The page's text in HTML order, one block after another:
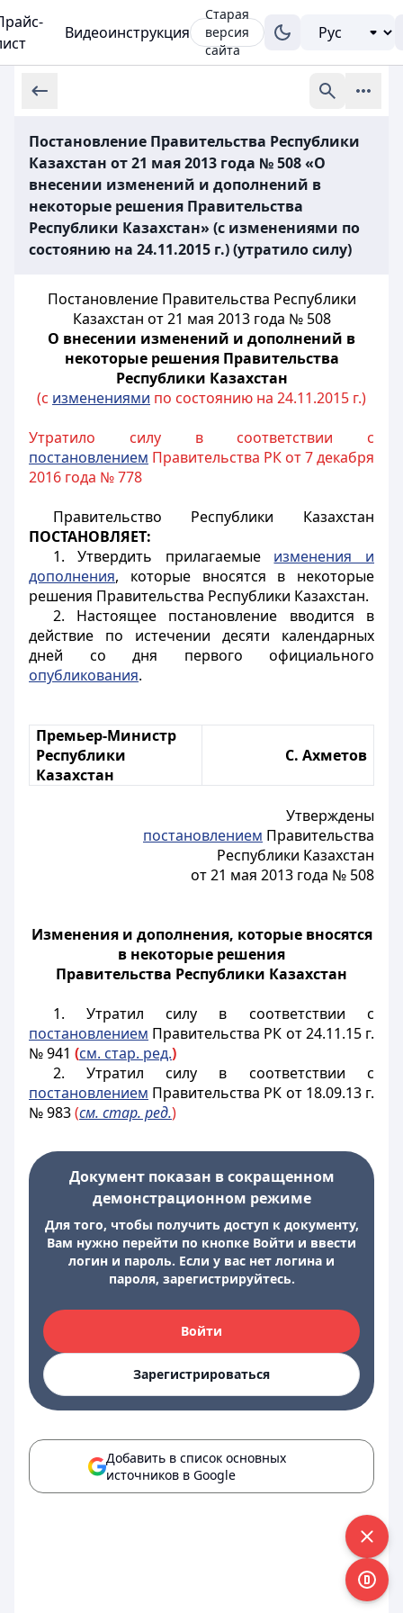
Видеоинструкция
Старая
версия
сайта
Постановление Правительства Республики
Казахстан от 21 мая 2013 года № 508 «О
внесении изменений и дополнений в
некоторые решения Правительства
Республики Казахстан» (с изменениями по
состоянию на 24.11.2015 г.) (утратило силу)
Постановление Правительства Республики
Казахстан от 21 мая 2013 года № 508
О внесении изменений и дополнений в
некоторые решения Правительства
Республики Казахстан
(с изменениями по состоянию на 24.11.2015 г.)
Утратило силу в соответствии с
постановлением Правительства РК от 7 декабря
2016 года № 778
Правительство Республики Казахстан
ПОСТАНОВЛЯЕТ:
1. Утвердить прилагаемые изменения и
дополнения, которые вносятся в некоторые
решения Правительства Республики Казахстан.
2. Настоящее постановление вводится в
действие по истечении десяти календарных
дней со дня первого официального
опубликования.
Премьер-Министр
Республики
Казахстан
С. Ахметов
Утверждены
постановлением Правительства
Республики Казахстан
от 21 мая 2013 года № 508
Изменения и дополнения, которые вносятся
в некоторые решения
Правительства Республики Казахстан
1. Утратил силу в соответствии с
постановлением Правительства РК от 24.11.15 г.
№ 941 (см. стар. ред.)
2. Утратил силу в соответствии с
постановлением Правительства РК от 18.09.13 г.
№ 983(см. стар. ред.)
Документ показан в сокращенном
демонстрационном режиме
Для того, чтобы получить доступ к документу,
Вам нужно перейти по кнопке Войти и ввести
логин и пароль. Если у вас нет логина и
пароля, зарегистрируйтесь.
Войти
Зарегистрироваться
Добавить в список основных
источников в Google